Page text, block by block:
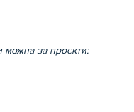
можна за проєкти: